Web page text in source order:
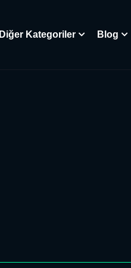
Diğer Kategoriler Blog